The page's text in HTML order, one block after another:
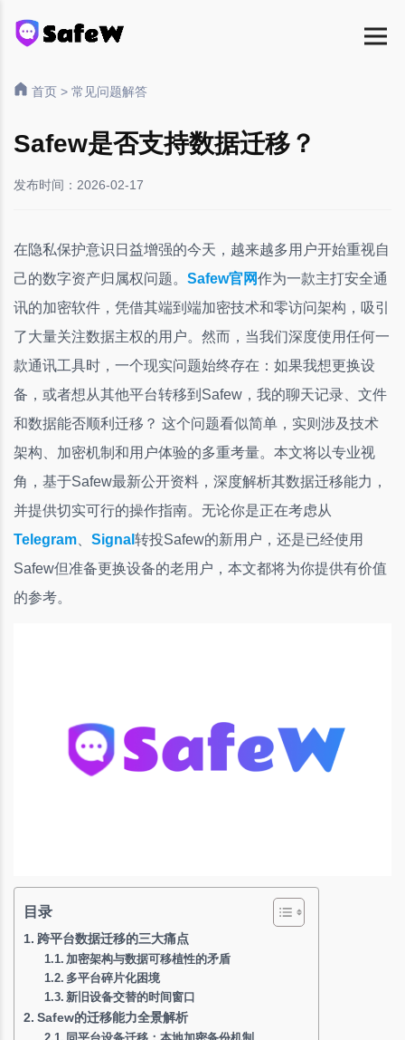
首页 > 常见问题解答
Safew是否支持数据迁移？
发布时间：2026-02-17
在隐私保护意识日益增强的今天，越来越多用户开始重视自
己的数字资产归属权问题。 Safew官网作为一款主打安全通
讯的加密软件，凭借其端到端加密技术和零访问架构，吸引
了大量关注数据主权的用户。然而，当我们深度使用任何一
款通讯工具时，一个现实问题始终存在：如果我想更换设
备，或者想从其他平台转移到Safew，我的聊天记录、文件
和数据能否顺利迁移？ 这个问题看似简单，实则涉及技术
架构、加密机制和用户体验的多重考量。本文将以专业视
角，基于Safew最新公开资料，深度解析其数据迁移能力，
并提供切实可行的操作指南。无论你是正在考虑从
Telegram
Signal 转投Safew的新用户，还是已经使用
Safew但准备更换设备的老用户，本文都将为你提供有价值
的参考。
目录
跨平台数据迁移的三大痛点
加密架构与数据可移植性的矛盾
多平台碎片化困境
新旧设备交替的时间窗口
Safew的迁移能力全景解析